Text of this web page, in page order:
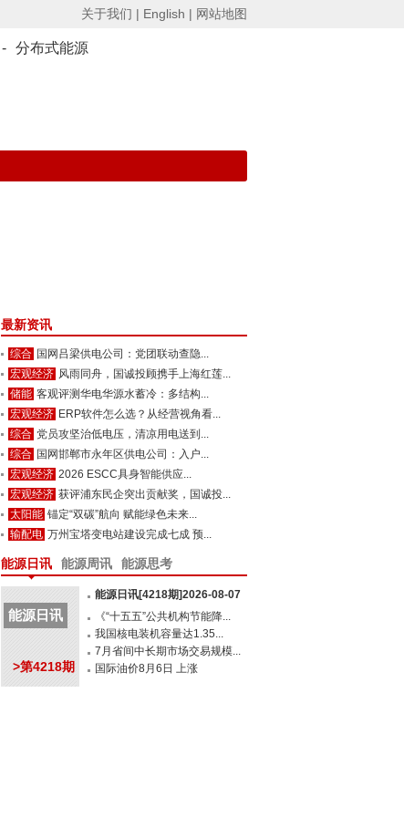
关于我们 | English | 网站地图
- 分布式能源
最新资讯
综合 国网吕梁供电公司：党团联动查隐...
宏观经济 风雨同舟，国诚投顾携手上海红莲...
储能 客观评测华电华源水蓄冷：多结构...
宏观经济 ERP软件怎么选？从经营视角看...
综合 党员攻坚治低电压，清凉用电送到...
综合 国网邯郸市永年区供电公司：入户...
宏观经济 2026 ESCC具身智能供应...
宏观经济 获评浦东民企突出贡献奖，国诚投...
太阳能 锚定“双碳”航向 赋能绿色未来...
输配电 万州宝塔变电站建设完成七成 预...
能源日讯 能源周讯 能源思考
能源日讯
>第4218期
能源日讯[4218期]2026-08-07
《“十五五”公共机构节能降...
我国核电装机容量达1.35...
7月省间中长期市场交易规模...
国际油价8月6日 上涨